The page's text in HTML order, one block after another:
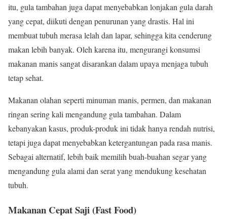
itu, gula tambahan juga dapat menyebabkan lonjakan gula darah
yang cepat, diikuti dengan penurunan yang drastis. Hal ini
membuat tubuh merasa lelah dan lapar, sehingga kita cenderung
makan lebih banyak. Oleh karena itu, mengurangi konsumsi
makanan manis sangat disarankan dalam upaya menjaga tubuh
tetap sehat.
Makanan olahan seperti minuman manis, permen, dan makanan
ringan sering kali mengandung gula tambahan. Dalam
kebanyakan kasus, produk-produk ini tidak hanya rendah nutrisi,
tetapi juga dapat menyebabkan ketergantungan pada rasa manis.
Sebagai alternatif, lebih baik memilih buah-buahan segar yang
mengandung gula alami dan serat yang mendukung kesehatan
tubuh.
Makanan Cepat Saji (Fast Food)